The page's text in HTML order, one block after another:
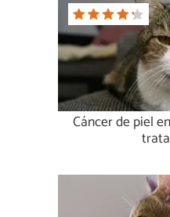
Cáncer de piel